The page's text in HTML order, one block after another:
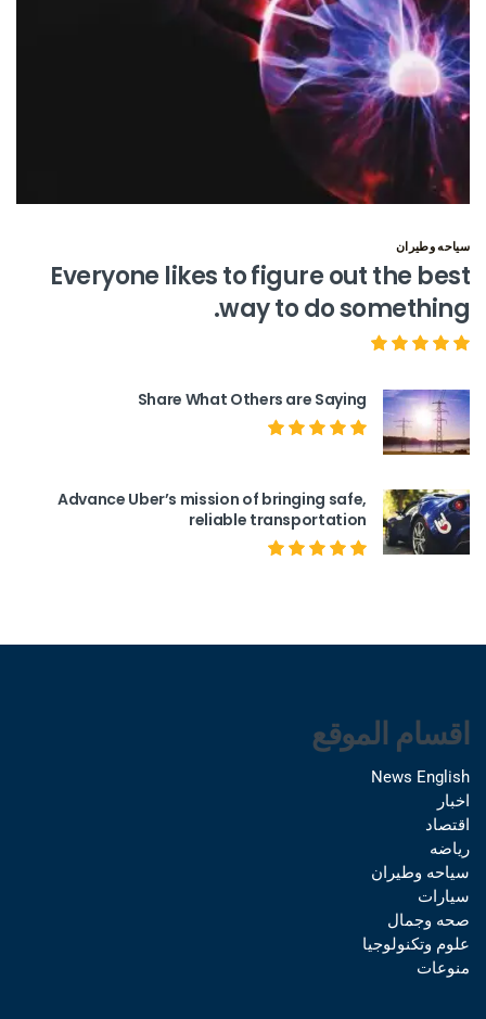
سياحه وطيران
Everyone likes to figure out the best
way to do something.
Share What Others are Saying
Advance Uber’s mission of bringing safe,
reliable transportation
اقسام الموقع
News English
اخبار
اقتصاد
رياضه
سياحه وطيران
سيارات
صحه وجمال
علوم وتكنولوجيا
منوعات